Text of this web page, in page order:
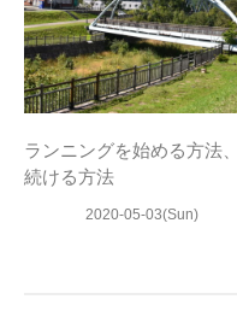
ランニングを始める方法、
続ける方法
2020-05-03(Sun)